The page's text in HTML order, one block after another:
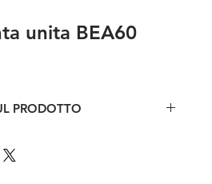
unita BEA60
PRODOTTO